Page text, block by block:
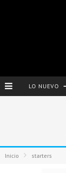
LO NUEVO
Inicio starters